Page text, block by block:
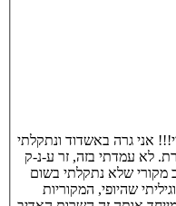
אני גרה באשדוד ונתקלתי
לא עמדתי בזה, זר ע-נ-ק
מקורי שלא נתקלתי בשום
שהיופי, המקוריות